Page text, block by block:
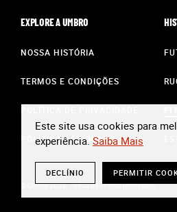
EXPLORE A UMBRO
NOSSA HISTÓRIA
TERMOS E CONDIÇÕES
POLÍTICA DE COOKIES
© Umbro 2023. Todos os direitos reservados.
Este site usa cookies para
experiência. Saiba Mais
DECLÍNIO PERMITIR